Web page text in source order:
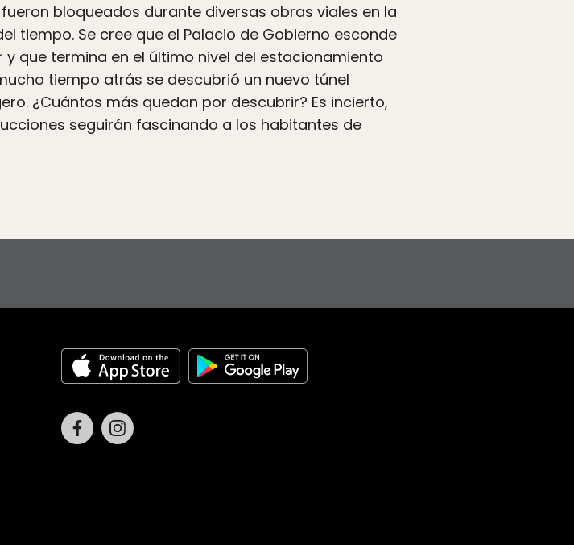
bloqueados durante diversas obras viales en la
tiempo. Se cree que el Palacio de Gobierno esconde
que termina en el último nivel del estacionamiento
tiempo atrás se descubrió un nuevo túnel
¿Cuántos más quedan por descubrir? Es incierto,
seguirán fascinando a los habitantes de
Facebook